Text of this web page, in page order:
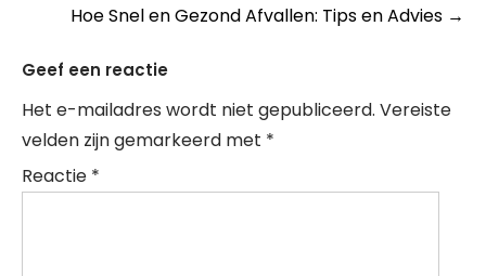
navigation
Hoe Snel en Gezond Afvallen: Tips en Advies →
Geef een reactie
Het e-mailadres wordt niet gepubliceerd. Vereiste
velden zijn gemarkeerd met *
Reactie *